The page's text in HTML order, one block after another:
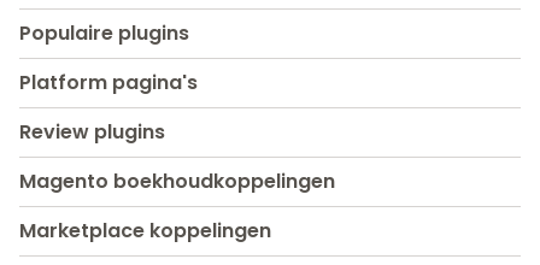
Populaire plugins
Platform pagina's
Review plugins
Magento boekhoudkoppelingen
Marketplace koppelingen